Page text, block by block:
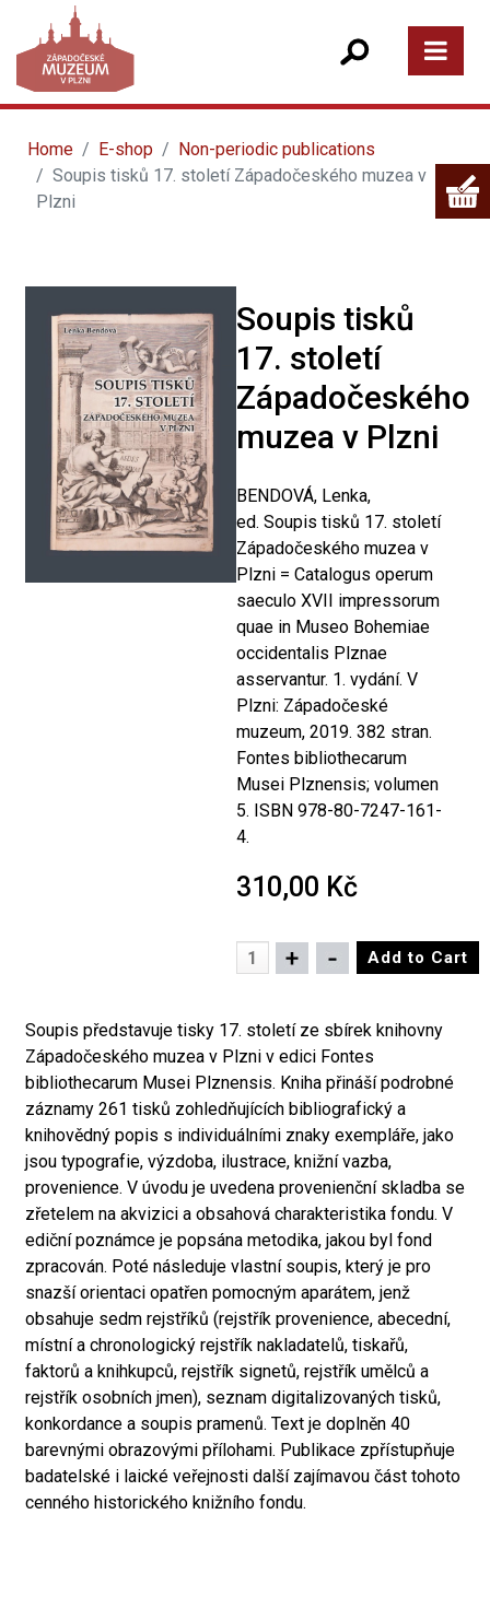
Home E-shop
Non-periodic publications
Soupis tisků 17. století Západočeského muzea v
Plzni
Soupis tisků
17. století
Západočeského
muzea v Plzni
BENDOVÁ, Lenka,
ed. Soupis tisků 17. století
Západočeského muzea v
Plzni = Catalogus operum
saeculo XVII impressorum
quae in Museo Bohemiae
occidentalis Plznae
asservantur. 1. vydání. V
Plzni: Západočeské
muzeum, 2019. 382 stran.
Fontes bibliothecarum
Musei Plznensis; volumen
5. ISBN 978-80-7247-161-
4.
310,00 Kč
Soupis představuje tisky 17. století ze sbírek knihovny
Západočeského muzea v Plzni v edici Fontes
bibliothecarum Musei Plznensis. Kniha přináší podrobné
záznamy 261 tisků zohledňujících bibliografický a
knihovědný popis s individuálními znaky exempláře, jako
jsou typografie, výzdoba, ilustrace, knižní vazba,
provenience. V úvodu je uvedena provenienční skladba se
zřetelem na akvizici a obsahová charakteristika fondu. V
ediční poznámce je popsána metodika, jakou byl fond
zpracován. Poté následuje vlastní soupis, který je pro
snazší orientaci opatřen pomocným aparátem, jenž
obsahuje sedm rejstříků (rejstřík provenience, abecední,
místní a chronologický rejstřík nakladatelů, tiskařů,
faktorů a knihkupců, rejstřík signetů, rejstřík umělců a
rejstřík osobních jmen), seznam digitalizovaných tisků,
konkordance a soupis pramenů. Text je doplněn 40
barevnými obrazovými přílohami. Publikace zpřístupňuje
badatelské i laické veřejnosti další zajímavou část tohoto
cenného historického knižního fondu.